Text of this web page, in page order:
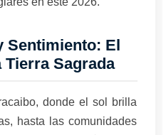
Sentimiento: El
Sagrada
donde el sol brilla
hasta las comunidades